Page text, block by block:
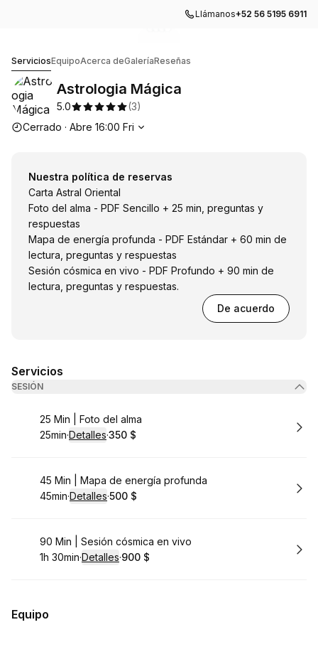
Llámanos+52 56 5195 6911
ServiciosEquipoAcerca deGaleríaReseñas
Astrologia Mágica
5.0 (3)
Horario de apertura
Cerrado · Abre 16:00 Fri
Nuestra política de reservas
Carta Astral Oriental
Foto del alma - PDF Sencillo + 25 min, preguntas y
respuestas
Mapa de energía profunda - PDF Estándar + 60 min de
lectura, preguntas y respuestas
Sesión cósmica en vivo - PDF Profundo + 90 min de
lectura, preguntas y respuestas.
De acuerdo
Servicios
SESIÓN
Reservar25 Min | Foto del alma
.Duración:
25min·Detalles·
.Precio
350 $
Reservar45 Min | Mapa de energía profunda
.Duración:
45min·Detalles·
.Precio
500 $
Reservar
90 Min | Sesión cósmica en vivo
.Duración:
1h 30min·Detalles·
.Precio
900 $
Equipo